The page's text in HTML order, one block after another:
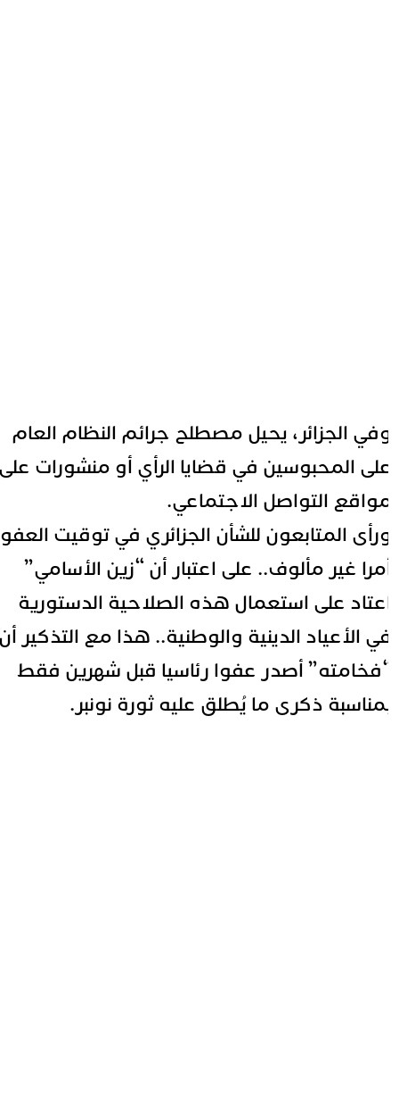
الجزائر، يحيل مصطلح جرائم النظام العام
المحبوسين في قضايا الرأي أو منشورات على
التواصل الاجتماعي.
المتابعون للشأن الجزائري في توقيت العفو
غير مألوف.. على اعتبار أن “زين الأسامي”
على استعمال هذه الصلاحية الدستورية
الأعياد الدينية والوطنية.. هذا مع التذكير أن
أصدر عفوا رئاسيا قبل شهرين فقط
ذكرى ما يُطلق عليه ثورة نونبر.